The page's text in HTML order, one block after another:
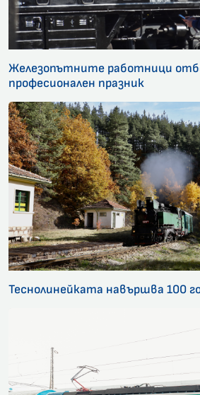
Железопътните работници
професионален празник
Теснолинейката навършва 100